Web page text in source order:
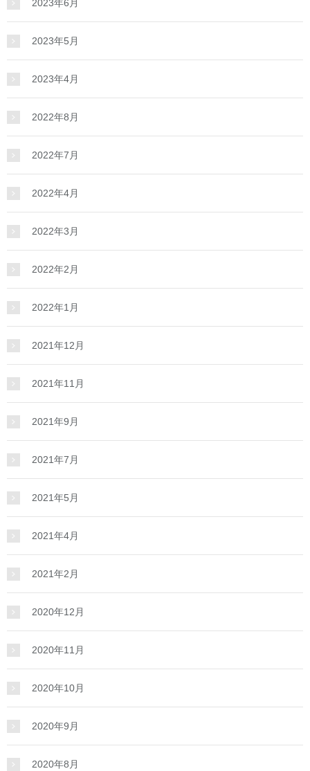
2023年6月
2023年5月
2023年4月
2022年8月
2022年7月
2022年4月
2022年3月
2022年2月
2022年1月
2021年12月
2021年11月
2021年9月
2021年7月
2021年5月
2021年4月
2021年2月
2020年12月
2020年11月
2020年10月
2020年9月
2020年8月